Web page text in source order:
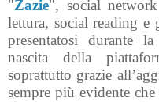
"Zazie", social
lettura, social reading
presentatosi durante
nascita della
soprattutto grazie
sempre più evidente